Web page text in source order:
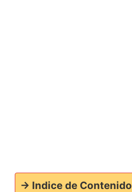
-> Indice de Contenido